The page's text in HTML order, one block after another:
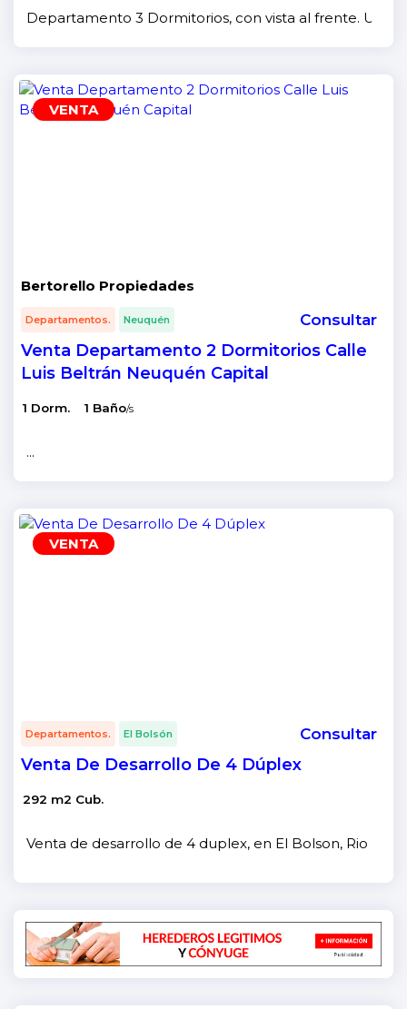
Departamento 3 Dormitorios, con vista al frente.
VENTA
Bertorello Propiedades
Departamentos. Neuquén Consultar
Venta Departamento 2 Dormitorios Calle
Luis Beltrán Neuquén Capital
1 Dorm. 1 Baño/s
...
VENTA
Departamentos. El Bolsón Consultar
Venta De Desarrollo De 4 Dúplex
292 m2 Cub.
Venta de desarrollo de 4 duplex, en El Bolson, Rio